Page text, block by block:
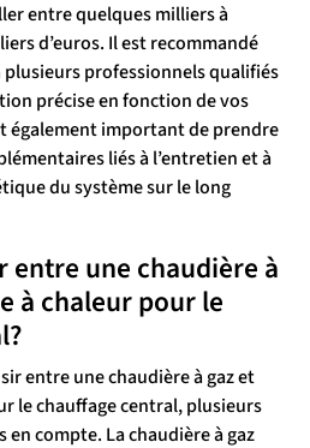
entre quelques milliers à
d’euros. Il est recommandé
plusieurs professionnels qualifiés
précise en fonction de vos
également important de prendre
liés à l’entretien et à
du système sur le long
entre une chaudière à
à chaleur pour le
entre une chaudière à gaz et
le chauffage central, plusieurs
compte. La chaudière à gaz